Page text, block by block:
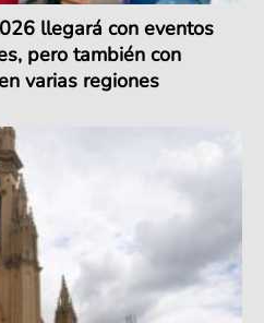
llegará con eventos
pero también con
varias regiones